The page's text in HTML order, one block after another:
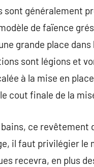
généralement
de faïence
grande place
sont légions et
à la mise en
cout finale de la
ce
il faut privilégier le
recevra, en plus